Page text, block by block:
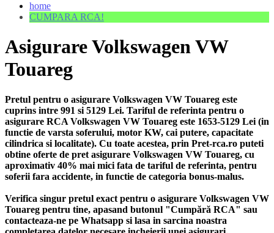
home
CUMPARA RCA!
Asigurare Volkswagen VW
Touareg
Pretul pentru o asigurare Volkswagen VW Touareg este
cuprins intre 991 si 5129 Lei. Tariful de referinta pentru o
asigurare RCA Volkswagen VW Touareg este 1653-5129 Lei (in
functie de varsta soferului, motor KW, cai putere, capacitate
cilindrica si localitate). Cu toate acestea, prin Pret-rca.ro puteti
obtine oferte de pret asigurare Volkswagen VW Touareg, cu
aproximativ 40% mai mici fata de tariful de referinta, pentru
soferii fara accidente, in functie de categoria bonus-malus.
Verifica singur pretul exact pentru o asigurare Volkswagen VW
Touareg pentru tine, apasand butonul "Cumpără RCA" sau
contacteaza-ne pe Whatsapp si lasa in sarcina noastra